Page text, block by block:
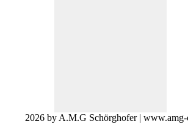
2026 by A.M.G Schörghofer |